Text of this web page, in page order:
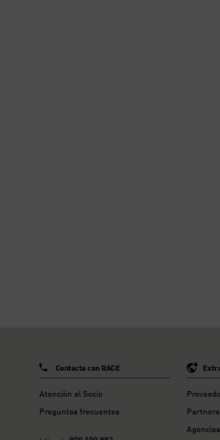
Contacta con RACE
Atención al Socio
Preguntas frecuentes
Partners
Agencias